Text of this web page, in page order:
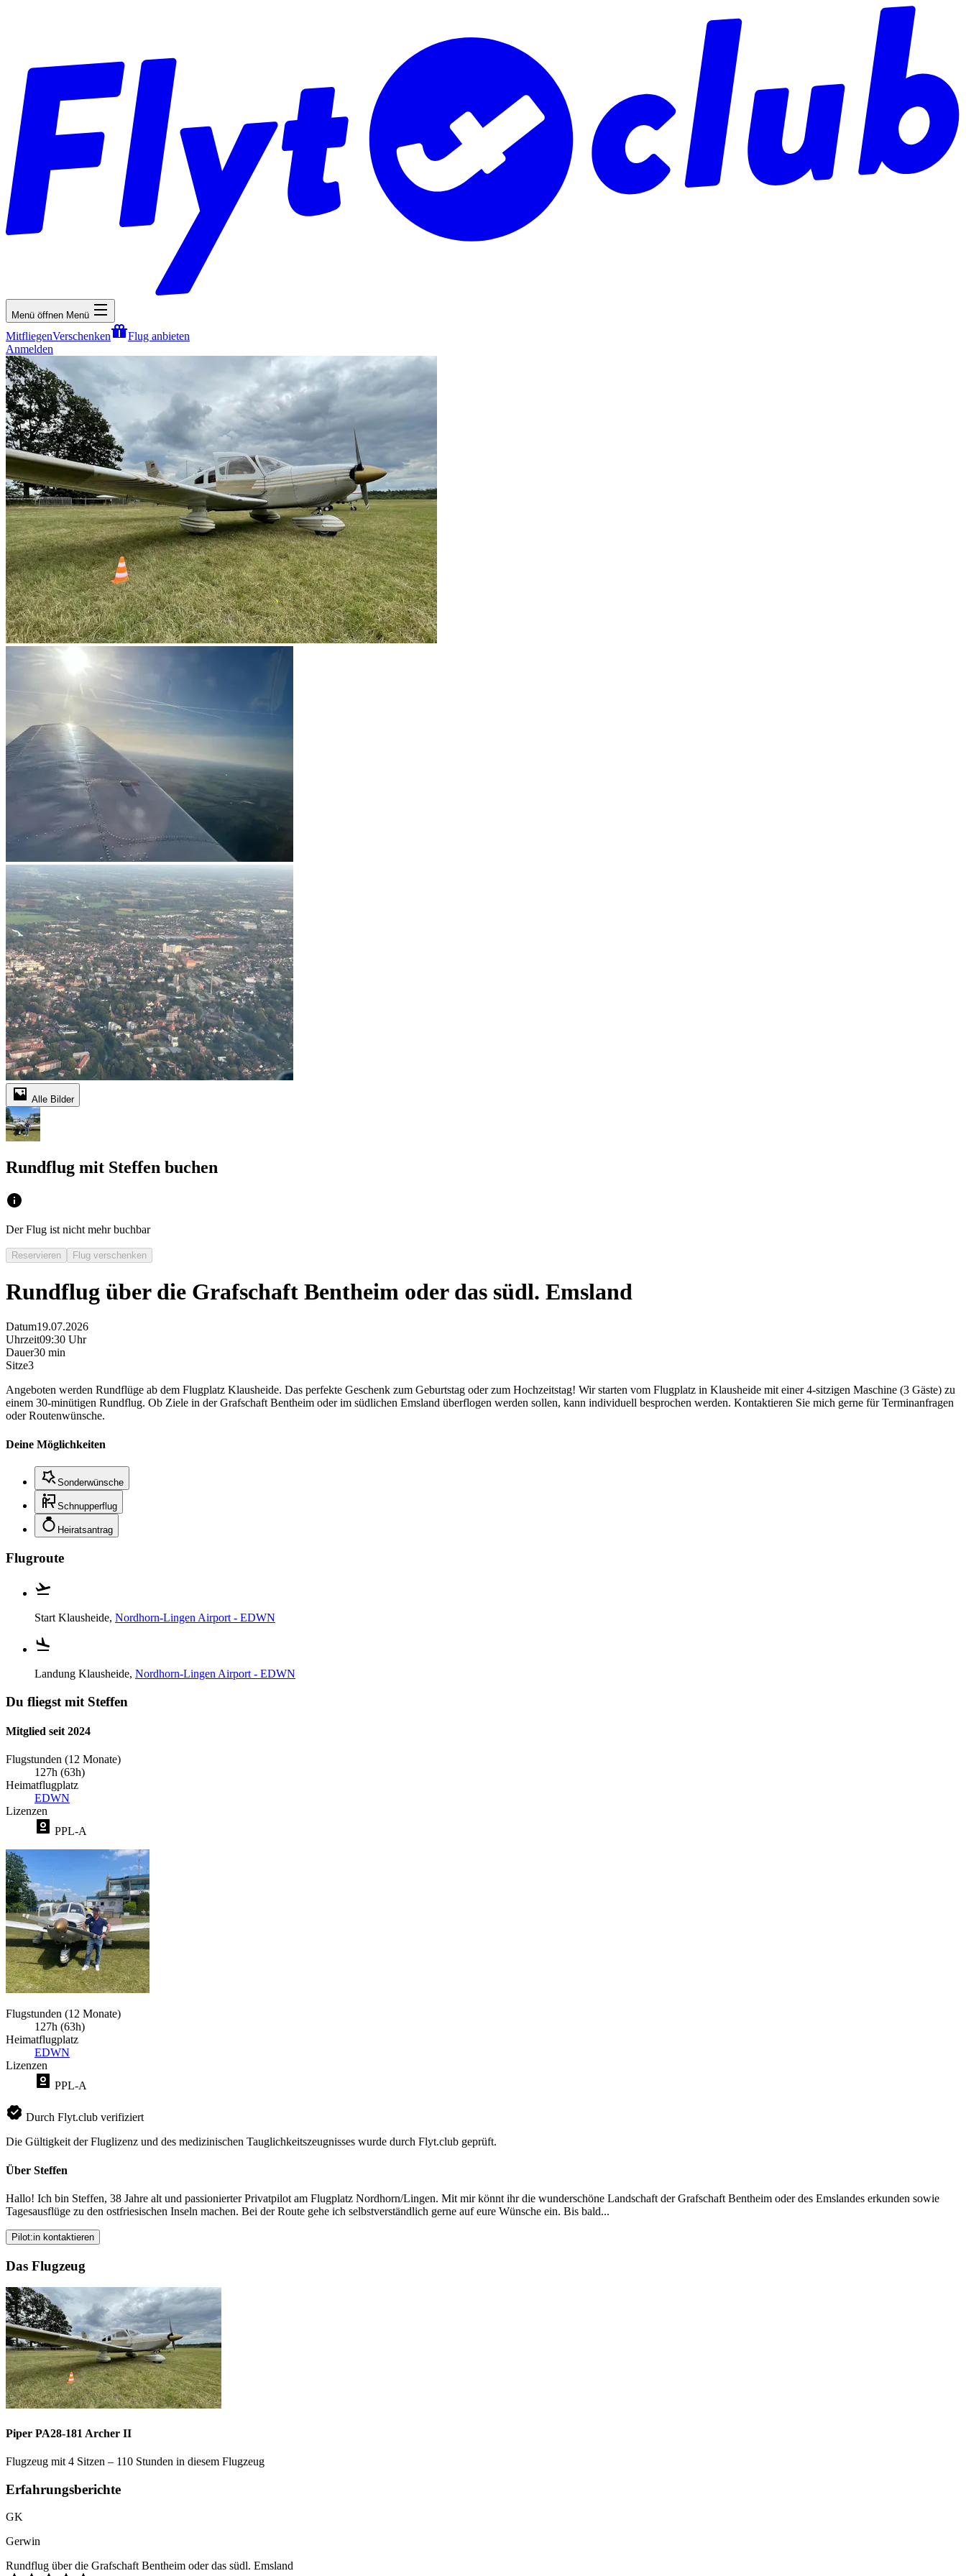
Menü öffnen Menü
MitfliegenVerschenken
Flug anbieten
Anmelden
Alle Bilder
Rundflug mit Steffen buchen
Der Flug ist nicht mehr buchbar
Reservieren Flug verschenken
Rundflug über die Grafschaft Bentheim oder das südl. Emsland
Datum19.07.2026
Uhrzeit09:30 Uhr
Dauer30 min
Sitze3
Angeboten werden Rundflüge ab dem Flugplatz Klausheide. Das perfekte Geschenk zum Geburtstag oder zum Hochzeitstag! Wir starten vom Flugplatz in Klausheide mit einer 4-sitzigen Maschine (3 Gäste) zu
einem 30-minütigen Rundflug. Ob Ziele in der Grafschaft Bentheim oder im südlichen Emsland überflogen werden sollen, kann individuell besprochen werden. Kontaktieren Sie mich gerne für Terminanfragen
oder Routenwünsche.
Deine Möglichkeiten
Sonderwünsche
Schnupperflug
Heiratsantrag
Flugroute
Start Klausheide, Nordhorn-Lingen Airport - EDWN
Landung Klausheide, Nordhorn-Lingen Airport - EDWN
Du fliegst mit Steffen
Mitglied seit 2024
Flugstunden (12 Monate)
127h (63h)
Heimatflugplatz
EDWN
Lizenzen
PPL-A
Flugstunden (12 Monate)
127h (63h)
Heimatflugplatz
EDWN
Lizenzen
PPL-A
Durch Flyt.club verifiziert
Die Gültigkeit der Fluglizenz und des medizinischen Tauglichkeitszeugnisses wurde durch Flyt.club geprüft.
Über Steffen
Hallo! Ich bin Steffen, 38 Jahre alt und passionierter Privatpilot am Flugplatz Nordhorn/Lingen. Mit mir könnt ihr die wunderschöne Landschaft der Grafschaft Bentheim oder des Emslandes erkunden sowie
Tagesausflüge zu den ostfriesischen Inseln machen. Bei der Route gehe ich selbstverständlich gerne auf eure Wünsche ein. Bis bald...
Pilot:in kontaktieren
Das Flugzeug
Piper PA28-181 Archer II
Flugzeug mit 4 Sitzen – 110 Stunden in diesem Flugzeug
Erfahrungsberichte
GK
Gerwin
Rundflug über die Grafschaft Bentheim oder das südl. Emsland